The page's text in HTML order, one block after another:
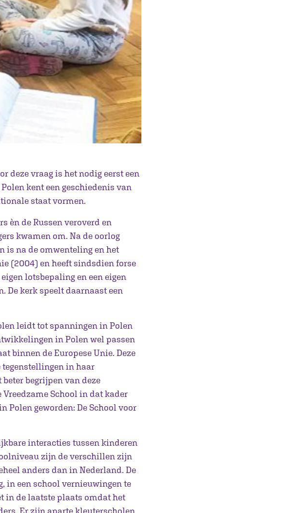
deze vraag is het nodig eerst een
kent een geschiedenis van
staat vormen.
èn de Russen veroverd en
kwamen om. Na de oorlog
is na de omwenteling en het
(2004) en heeft sindsdien forse
lotsbepaling en een eigen
De kerk speelt daarnaast een
leidt tot spanningen in Polen
in Polen wel passen
binnen de Europese Unie. Deze
in haar
begrijpen van deze
School in dat kader
Polen geworden: De School voor
interacties tussen kinderen
zijn de verschillen zijn
anders dan in Nederland. De
in een school vernieuwingen te
in de laatste plaats omdat het
Er zijn aparte kleuterscholen